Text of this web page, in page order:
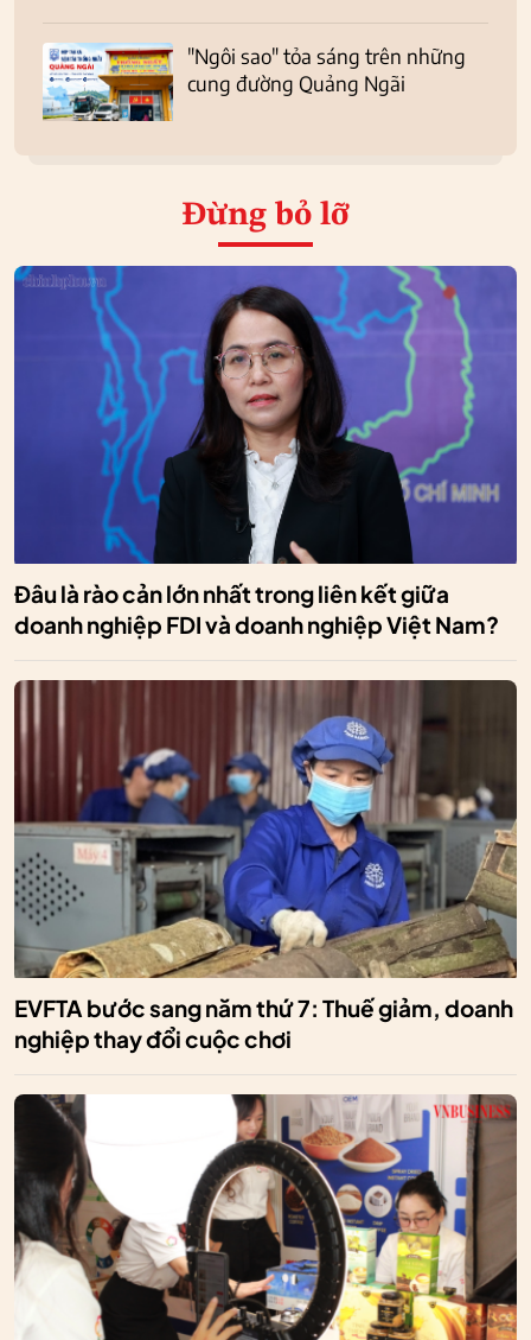
"Ngôi sao" tỏa sáng trên những
cung đường Quảng Ngãi
Đừng bỏ lỡ
Đâu là rào cản lớn nhất trong liên kết giữa
doanh nghiệp FDI và doanh nghiệp Việt Nam?
EVFTA bước sang năm thứ 7: Thuế giảm, doanh
nghiệp thay đổi cuộc chơi